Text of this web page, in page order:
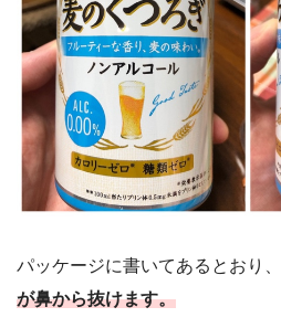
パッケージに書いてあるとおり、
が鼻から抜けます。